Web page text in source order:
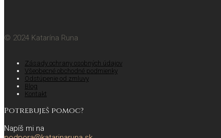
© 2024 Katarína Runa
Zásady ochrany osobných údajov
Všeobecné obchodné podmienky
Odstúpenie od zmluvy
Blog
Kontakt
Potrebuješ pomoc?
Napíš mi na